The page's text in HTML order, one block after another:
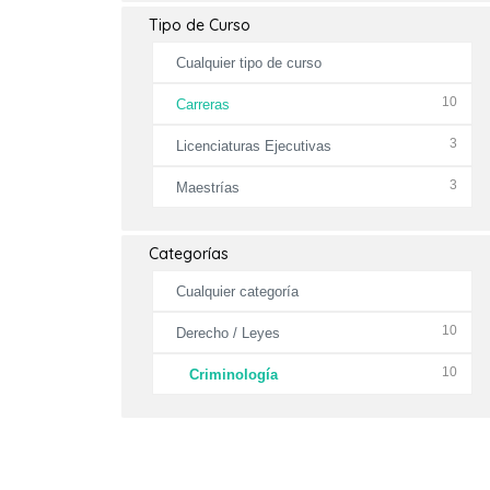
Tipo de Curso
Cualquier tipo de curso
Carreras 10
Licenciaturas Ejecutivas 3
Maestrías 3
Categorías
Cualquier categoría
Derecho / Leyes 10
Criminología 10